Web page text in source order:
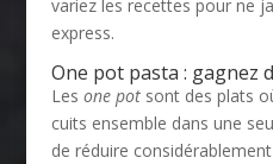
variez les recettes pour ne
express.
One pot pasta : gagnez
Les one potsont des plats
cuits ensemble dans une
de réduire